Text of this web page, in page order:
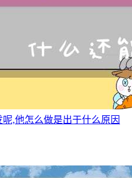
,他怎么做是出于什么原因